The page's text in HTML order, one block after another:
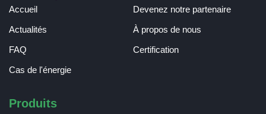
Accueil
Devenez notre partenaire
Actualités
À propos de nous
FAQ
Certification
Cas de l'énergie
Produits